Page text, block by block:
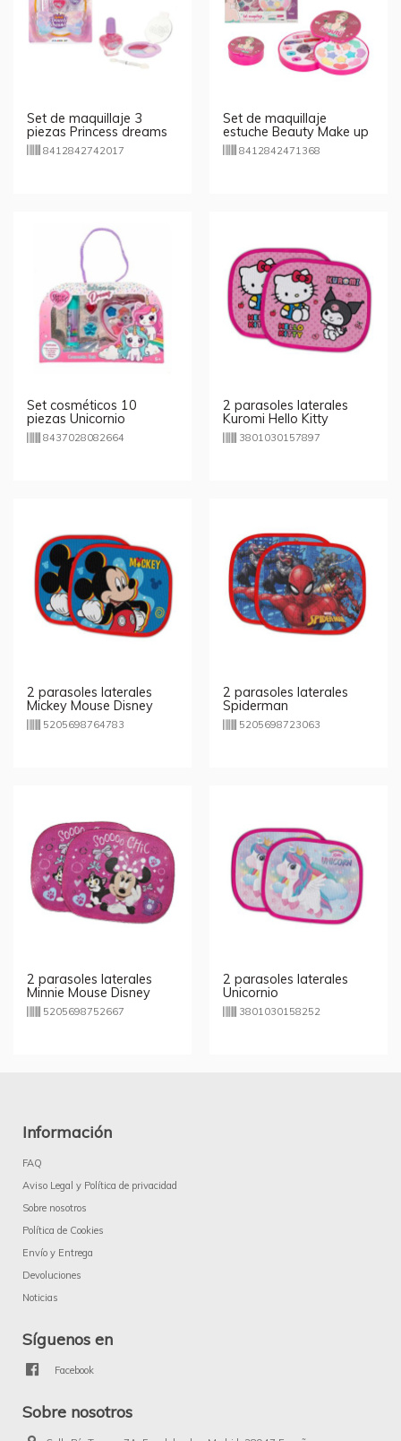
Set de maquillaje 3
piezas Princess dreams
8412842742017
Set de maquillaje
estuche Beauty Make up
8412842471368
Set cosméticos 10
piezas Unicornio
8437028082664
2 parasoles laterales
Kuromi Hello Kitty
3801030157897
2 parasoles laterales
Mickey Mouse Disney
5205698764783
2 parasoles laterales
Spiderman
5205698723063
2 parasoles laterales
Minnie Mouse Disney
5205698752667
2 parasoles laterales
Unicornio
3801030158252
Información
FAQ
Aviso Legal y Política de privacidad
Sobre nosotros
Política de Cookies
Envío y Entrega
Devoluciones
Noticias
Síguenos en
Facebook
Sobre nosotros